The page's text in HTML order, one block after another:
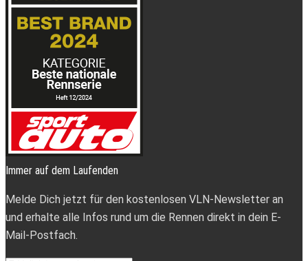
Immer auf dem Laufenden
Melde Dich jetzt für den kostenlosen VLN-Newsletter an
und erhalte alle Infos rund um die Rennen direkt in dein E-
Mail-Postfach.